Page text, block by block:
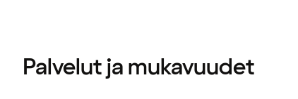
Palvelut ja mukavuudet